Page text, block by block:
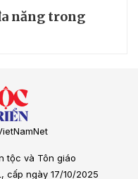
năng trong
tộc và Tôn giáo
cấp ngày 17/10/2025